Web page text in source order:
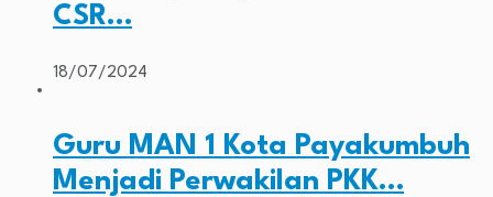
CSR…
18/07/2024
Guru MAN 1 Kota Payakumbuh
Menjadi Perwakilan PKK…